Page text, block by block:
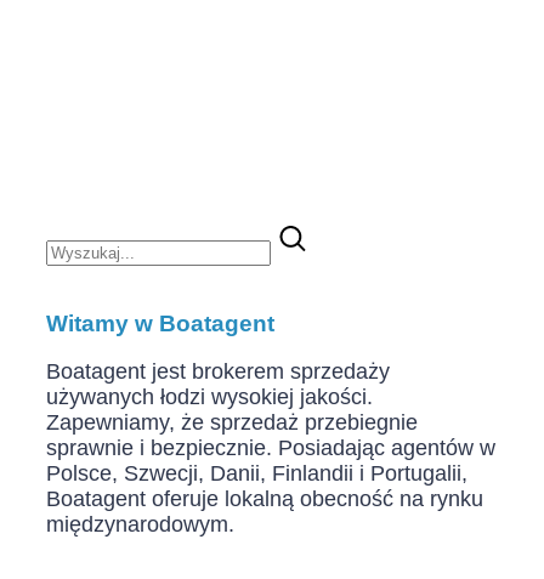
Witamy w Boatagent
Boatagent jest brokerem sprzedaży
używanych łodzi wysokiej jakości.
Zapewniamy, że sprzedaż przebiegnie
sprawnie i bezpiecznie. Posiadając agentów w
Polsce, Szwecji, Danii, Finlandii i Portugalii,
Boatagent oferuje lokalną obecność na rynku
międzynarodowym.